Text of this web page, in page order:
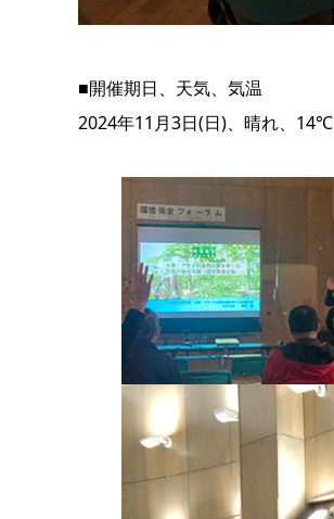
■開催期日、天気、気温
2024年11月3日(日)、晴れ、14℃